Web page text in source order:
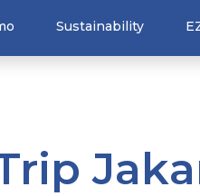
Sustainability